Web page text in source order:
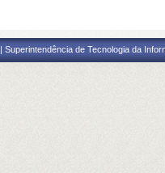
Superintendência de Tecnologia da